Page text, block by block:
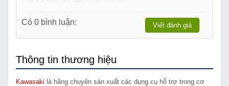
Có 0 bình luận: Viết đánh giá
Thông tin thương hiệu
Kawasaki là hãng chuyên sản xuất các dụng cụ hỗ trợ trong cơ